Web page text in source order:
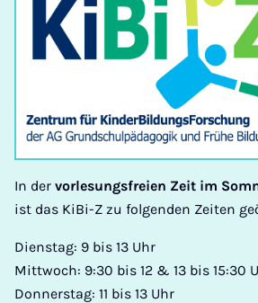
In der vorlesungsfreien Zeit im
ist das KiBi-Z zu folgenden Zeiten
Dienstag: 9 bis 13 Uhr
Mittwoch: 9:30 bis 12 & 13 bis 15:30
Donnerstag: 11 bis 13 Uhr